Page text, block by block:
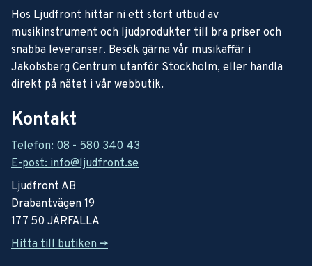
Hos Ljudfront hittar ni ett stort utbud av
musikinstrument och ljudprodukter till bra priser och
snabba leveranser. Besök gärna vår musikaffär i
Jakobsberg Centrum utanför Stockholm, eller handla
direkt på nätet i vår webbutik.
Kontakt
Telefon: 08 - 580 340 43
E-post: info@ljudfront.se
Ljudfront AB
Drabantvägen 19
177 50 JÄRFÄLLA
Hitta till butiken ->